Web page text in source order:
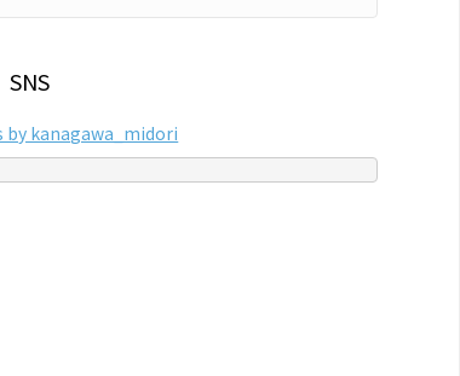
by kanagawa_midori